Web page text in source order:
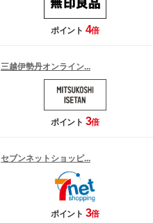
ポイント 4倍
三越伊勢丹オンライン...
ポイント 3倍
セブンネットショッピ...
ポイント 3倍